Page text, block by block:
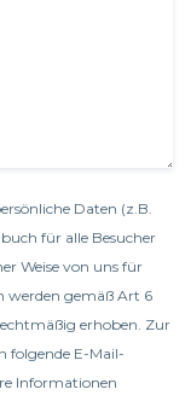
Daten (z.B.
für alle Besucher
Weise von uns für
werden gemäß Art 6
erhoben. Zur
folgende E-Mail-
Informationen